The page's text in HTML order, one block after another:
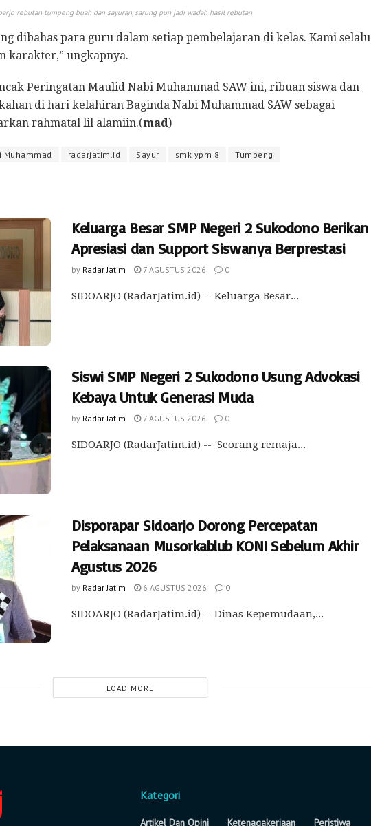
rebutan tumpeng buah dan sayuran, sarung pun jadi wadah hasil rebutan
dibahas para guru dalam setiap pembelajaran di kelas. Kami selalu
karakter,” ungkapnya.
Peringatan Maulid Nabi Muhammad SAW ini, ribuan siswa dan
di hari kelahiran Baginda Nabi Muhammad SAW sebagai
rahmatal lil alamiin.(mad)
Muhammad radarjatim.id Sayur smk ypm 8 Tumpeng
Keluarga Besar SMP Negeri 2 Sukodono Berikan
Apresiasi dan Support Siswanya Berprestasi
by Radar Jatim 7 AGUSTUS 2026 0
SIDOARJO (RadarJatim.id) -- Keluarga Besar...
Siswi SMP Negeri 2 Sukodono Usung Advokasi
Kebaya Untuk Generasi Muda
by Radar Jatim 7 AGUSTUS 2026 0
SIDOARJO (RadarJatim.id) -- Seorang remaja...
Disporapar Sidoarjo Dorong Percepatan
Pelaksanaan Musorkablub KONI Sebelum Akhir
Agustus 2026
by Radar Jatim 6 AGUSTUS 2026 0
SIDOARJO (RadarJatim.id) -- Dinas Kepemudaan,...
LOAD MORE
Kategori
Artikel Dan Opini Ketenagakerjaan Peristiwa